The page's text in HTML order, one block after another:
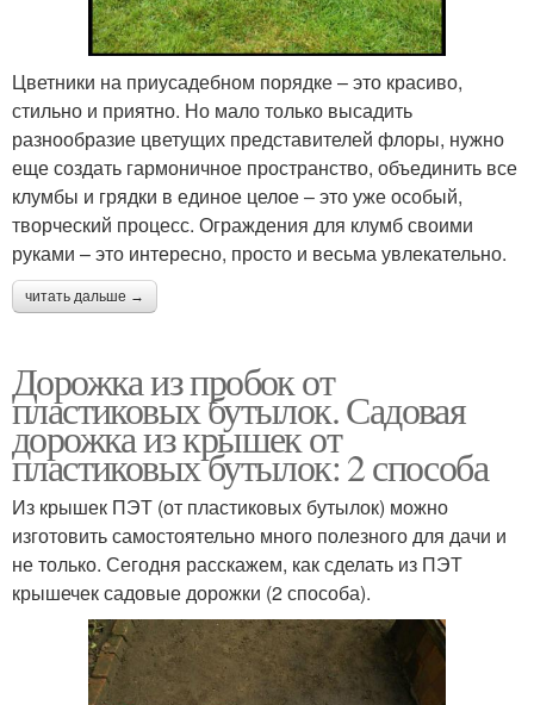
Цветники на приусадебном порядке – это красиво,
стильно и приятно. Но мало только высадить
разнообразие цветущих представителей флоры, нужно
еще создать гармоничное пространство, объединить все
клумбы и грядки в единое целое – это уже особый,
творческий процесс. Ограждения для клумб своими
руками – это интересно, просто и весьма увлекательно.
читать дальше →
Дорожка из пробок от
пластиковых бутылок. Садовая
дорожка из крышек от
пластиковых бутылок: 2 способа
Из крышек ПЭТ (от пластиковых бутылок) можно
изготовить самостоятельно много полезного для дачи и
не только. Сегодня расскажем, как сделать из ПЭТ
крышечек садовые дорожки (2 способа).